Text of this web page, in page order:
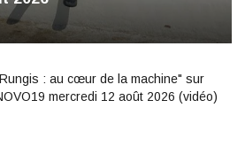
: au cœur de la machine" sur
mercredi 12 août 2026 (vidéo)